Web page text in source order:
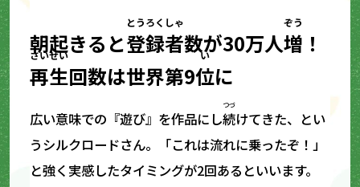
朝起きると登録者
とうろくしゃ
数が30万人増
ぞう
！
再生
さいせい
回数は世界第9位
い
に
広い意味での『遊び』を作品にし続
つづ
けてきた、とい
うシルクロードさん。「これは流れに乗ったぞ！」
と強く実感したタイミングが2回あるといいます。